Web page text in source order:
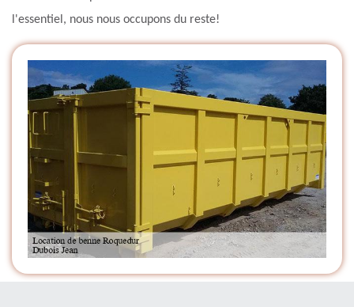
l'essentiel, nous nous occupons du reste!